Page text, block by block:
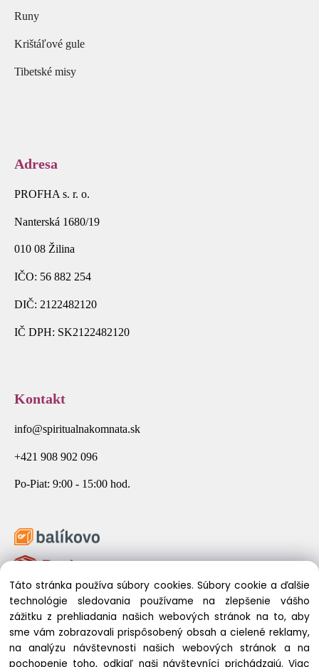
Runy
Krištáľové gule
Tibetské misy
Adresa
PROFHA s. r. o.
Nanterská 1680/19
010 08 Žilina
IČO: 56 882 254
DIČ: 2122482120
IČ DPH: SK2122482120
Kontakt
info@spiritualnakomnata.sk
+421 908 902 096
Po-Piat: 9:00 - 15:00 hod.
Táto stránka používa súbory cookies. Súbory cookie a ďalšie
technológie sledovania používame na zlepšenie vášho
zážitku z prehliadania našich webových stránok na to, aby
sme vám zobrazovali prispôsobený obsah a cielené reklamy,
na analýzu návštevnosti našich webových stránok a na
pochopenie toho, odkiaľ naši návštevníci prichádzajú.Viac